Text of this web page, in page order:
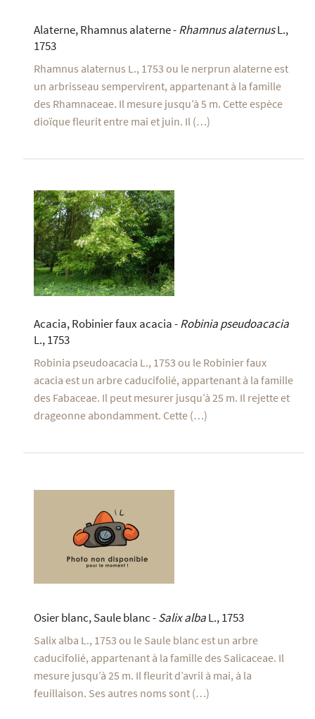
Alaterne, Rhamnus alaterne -Rhamnus alaternusL.,
1753
Rhamnus alaternus L., 1753 ou le nerprun alaterne est
un arbrisseau sempervirent, appartenant à la famille
des Rhamnaceae. Il mesure jusqu’à 5 m. Cette espèce
dioïque fleurit entre mai et juin. Il (…)
Acacia, Robinier faux acacia -Robinia pseudoacacia
L., 1753
Robinia pseudoacacia L., 1753 ou le Robinier faux
acacia est un arbre caducifolié, appartenant à la famille
des Fabaceae. Il peut mesurer jusqu’à 25 m. Il rejette et
drageonne abondamment. Cette (…)
Osier blanc, Saule blanc -Salix albaL., 1753
Salix alba L., 1753 ou le Saule blanc est un arbre
caducifolié, appartenant à la famille des Salicaceae. Il
mesure jusqu’à 25 m. Il fleurit d’avril à mai, à la
feuillaison. Ses autres noms sont (…)